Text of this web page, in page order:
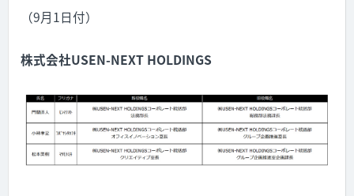
（9月1日付）
株式会社USEN-NEXT HOLDINGS